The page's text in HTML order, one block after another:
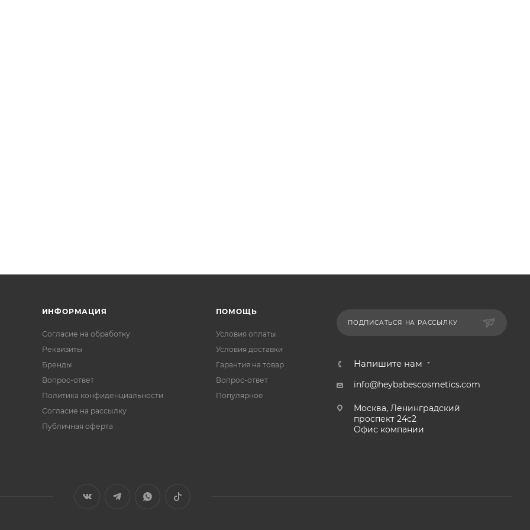
ИНФОРМАЦИЯ
Согласие на обработку
Реквизиты
Бренды
Вопрос-ответ
Политика конфиденциальности
Согласие на рассылку
Публичная оферта
ПОМОЩЬ
Условия оплаты
Условия доставки
Гарантия на товар
Вопрос-ответ
Популярное
ПОДПИСАТЬСЯ НА РАССЫЛКУ
Напишите нам
info@heybabescosmetics.com
Москва, Ленинградский
проспект 24с2
Офис компании